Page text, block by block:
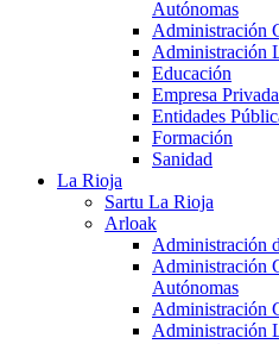
Autónomas
Administración
Administración
Educación
Empresa Privada
Entidades
Formación
Sanidad
La Rioja
Sartu La Rioja
Arloak
Administración
Administración
Autónomas
Administración
Administración